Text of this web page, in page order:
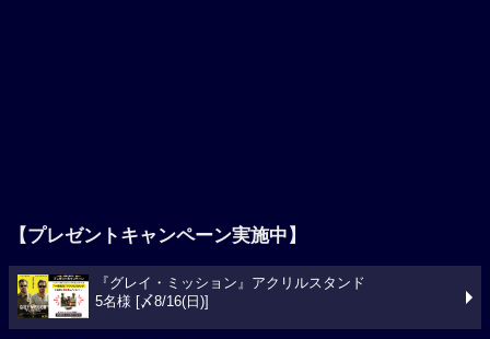
【プレゼントキャンペーン実施中】
『グレイ・ミッション』アクリルスタンド
5名様 [〆8/16(日)]